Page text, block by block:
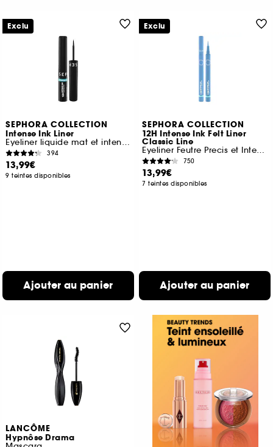
SEPHORA COLLECTION
Intense Ink Liner
Eyeliner liquide mat et intense
394
13,99€
9 teintes disponibles
Ajouter au panier
Exclu
SEPHORA COLLECTION
12H Intense Ink Felt Liner
Classic Line
Eyeliner Feutre Precis et Intense
750
13,99€
7 teintes disponibles
Ajouter au panier
Exclu
LANCÔME
Hypnôse Drama